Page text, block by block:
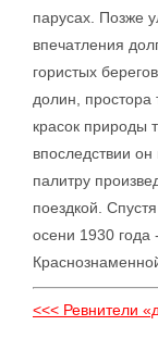
парусах. Позже
впечатления
гористых
долин, простора
красок природы
впоследствии
палитру
поездкой.
осени 1930 года
<<< Ревнители